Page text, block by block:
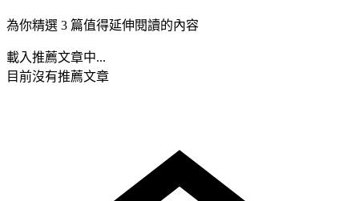
為你精選 3 篇值得延伸閱讀的內容
載入推薦文章中...
目前沒有推薦文章